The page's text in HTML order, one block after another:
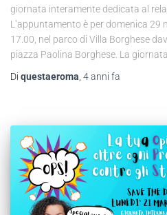
giornata interamente dedicata al
L’appuntamento è per domenica 29
17.00, nel parco di Villa Borghese
piazza Paolina Borghese. La
Di questaeroma 4 anni fa